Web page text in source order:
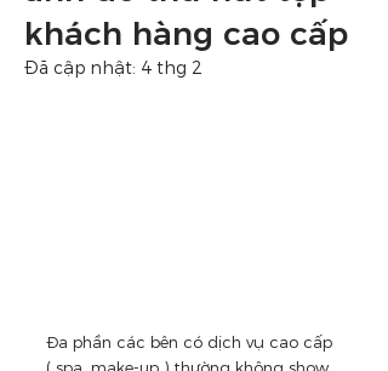
khách hàng cao cấp
Đã cập nhật: 4 thg 2
Đa phần các bên có dịch vụ cao cấp